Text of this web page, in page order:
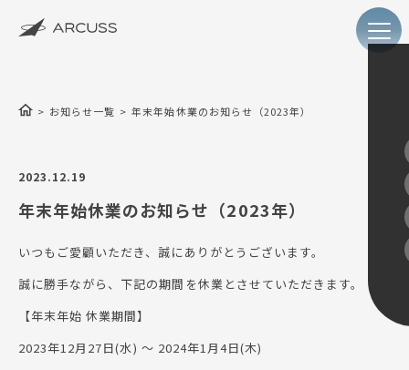
menu
お知らせ一覧 年末年始休業のお知らせ（2023年）
2023.12.19
年末年始休業のお知らせ（2023年）
いつもご愛顧いただき、誠にありがとうございます。
誠に勝手ながら、下記の期間を休業とさせていただきます。
【年末年始 休業期間】
2023年12月27日(水) ～ 2024年1月4日(木)